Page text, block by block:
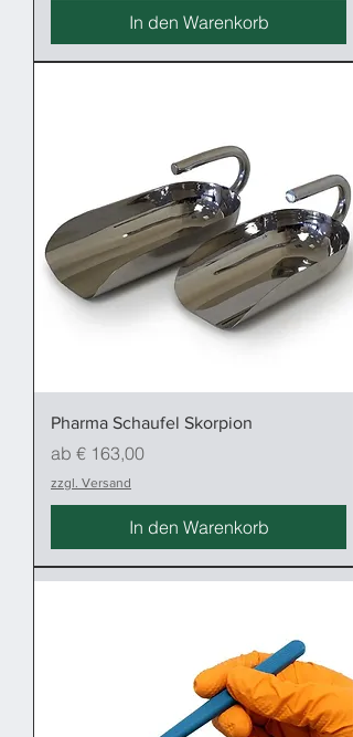
In den Warenkorb
Pharma Schaufel Skorpion
ab € 163,00
Sale-Preis
zzgl. Versand
In den Warenkorb